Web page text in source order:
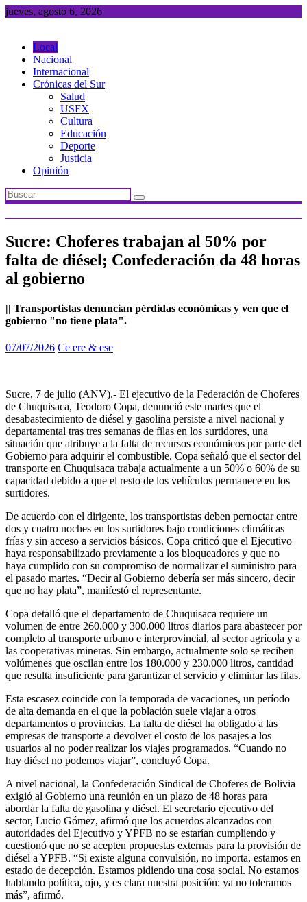
Saltar
jueves, agosto 6, 2026
Local
Nacional
Internacional
Crónicas del Sur
Salud
USFX
Cultura
Educación
Deporte
Justicia
Opinión
Sucre: Choferes trabajan al 50% por
falta de diésel; Confederación da 48 horas
al gobierno
|| Transportistas denuncian pérdidas económicas y ven que el
gobierno "no tiene plata".
07/07/2026 Ce ere & ese
Sucre, 7 de julio (ANV).- El ejecutivo de la Federación de Choferes
de Chuquisaca, Teodoro Copa, denunció este martes que el
desabastecimiento de diésel y gasolina persiste a nivel nacional y
departamental tras tres semanas de filas en los surtidores, una
situación que atribuye a la falta de recursos económicos por parte del
Gobierno para adquirir el combustible. Copa señaló que el sector del
transporte en Chuquisaca trabaja actualmente a un 50% o 60% de su
capacidad debido a que el resto de los vehículos permanece en los
surtidores.
De acuerdo con el dirigente, los transportistas deben pernoctar entre
dos y cuatro noches en los surtidores bajo condiciones climáticas
frías y sin acceso a servicios básicos. Copa criticó que el Ejecutivo
haya responsabilizado previamente a los bloqueadores y que no
haya cumplido con su compromiso de normalizar el suministro para
el pasado martes. “Decir al Gobierno debería ser más sincero, decir
que no hay plata”, manifestó el representante.
Copa detalló que el departamento de Chuquisaca requiere un
volumen de entre 260.000 y 300.000 litros diarios para abastecer por
completo al transporte urbano e interprovincial, al sector agrícola y a
las cooperativas mineras. Sin embargo, actualmente solo se reciben
volúmenes que oscilan entre los 180.000 y 230.000 litros, cantidad
que resulta insuficiente para garantizar el servicio y eliminar las filas.
Esta escasez coincide con la temporada de vacaciones, un período
de alta demanda en el que la población suele viajar a otros
departamentos o provincias. La falta de diésel ha obligado a las
empresas de transporte a devolver el costo de los pasajes a los
usuarios al no poder realizar los viajes programados. “Cuando no
hay diésel no podemos viajar”, concluyó Copa.
A nivel nacional, la Confederación Sindical de Choferes de Bolivia
exigió al Gobierno una reunión en un plazo de 48 horas para
abordar la falta de gasolina y diésel. El secretario ejecutivo del
sector, Lucio Gómez, afirmó que los acuerdos alcanzados con
autoridades del Ejecutivo y YPFB no se estarían cumpliendo y
cuestionó que no se acepten propuestas externas para la provisión de
diésel a YPFB. “Si existe alguna convulsión, no importa, estamos en
estado de decepción. Estamos pidiendo una cosa social. No estamos
hablando política, ojo, y es clara nuestra posición: ya no toleramos
más”, afirmó.